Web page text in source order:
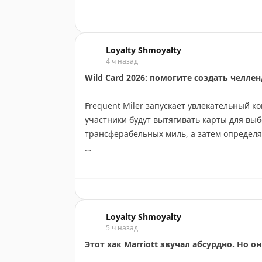
проще припарковать борт. Брайан Коэн
но не считает их критичной проблемой.
The Gate with Brian Cohen
Loyalty Shmoyalty
4 ч назад
Wild Card 2026: помогите создать
Frequent Miler запускает увлекательный
участники будут вытягивать карты для
трансферабельных миль, а затем
Редакция приглашает читателей помочь
1. Колода «препятствия» — реальные
Loyalty Shmoyalty
5 ч назад
Этот хак Marriott звучал абсурдно. Но